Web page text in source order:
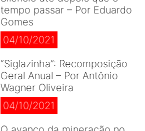
tempo passar – Por Eduardo
Gomes
04/10/2021
“Siglazinha”: Recomposição
Geral Anual – Por Antônio
Wagner Oliveira
04/10/2021